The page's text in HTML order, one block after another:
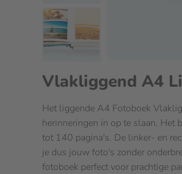
Vlakliggend A4
Het liggende A4 Fotoboek
herinneringen in op te slaan. Het
tot 140 pagina's. De linker- en
je dus jouw foto's zonder
fotoboek perfect voor prachtige